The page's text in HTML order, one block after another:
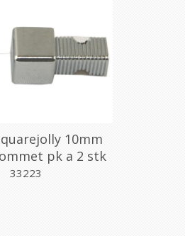
10mm
pk a 2 stk
33223